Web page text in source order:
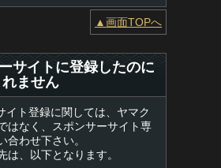
▲画面TOPへ
サイトに登録したのに
ません
イト登録に関しては、ヤマク
はなく、スポンサーサイト専
合わせ下さい。
は、以下となります。